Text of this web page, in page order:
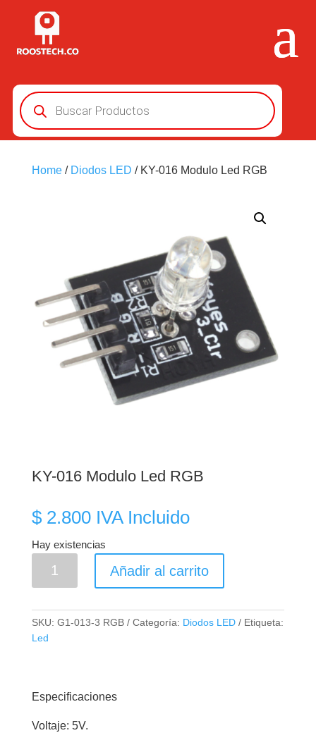
Búsqueda
de
productos
Home/ Diodos LED / KY-016 Modulo Led RGB
KY-016 Modulo Led RGB
$2.800 IVA Incluido
Hay existencias
Led
RGB
Añadir al carrito
SKU: G1-013-3 RGB Categoría: Diodos LED
Etiqueta:
Led
Especificaciones
Voltaje: 5V.